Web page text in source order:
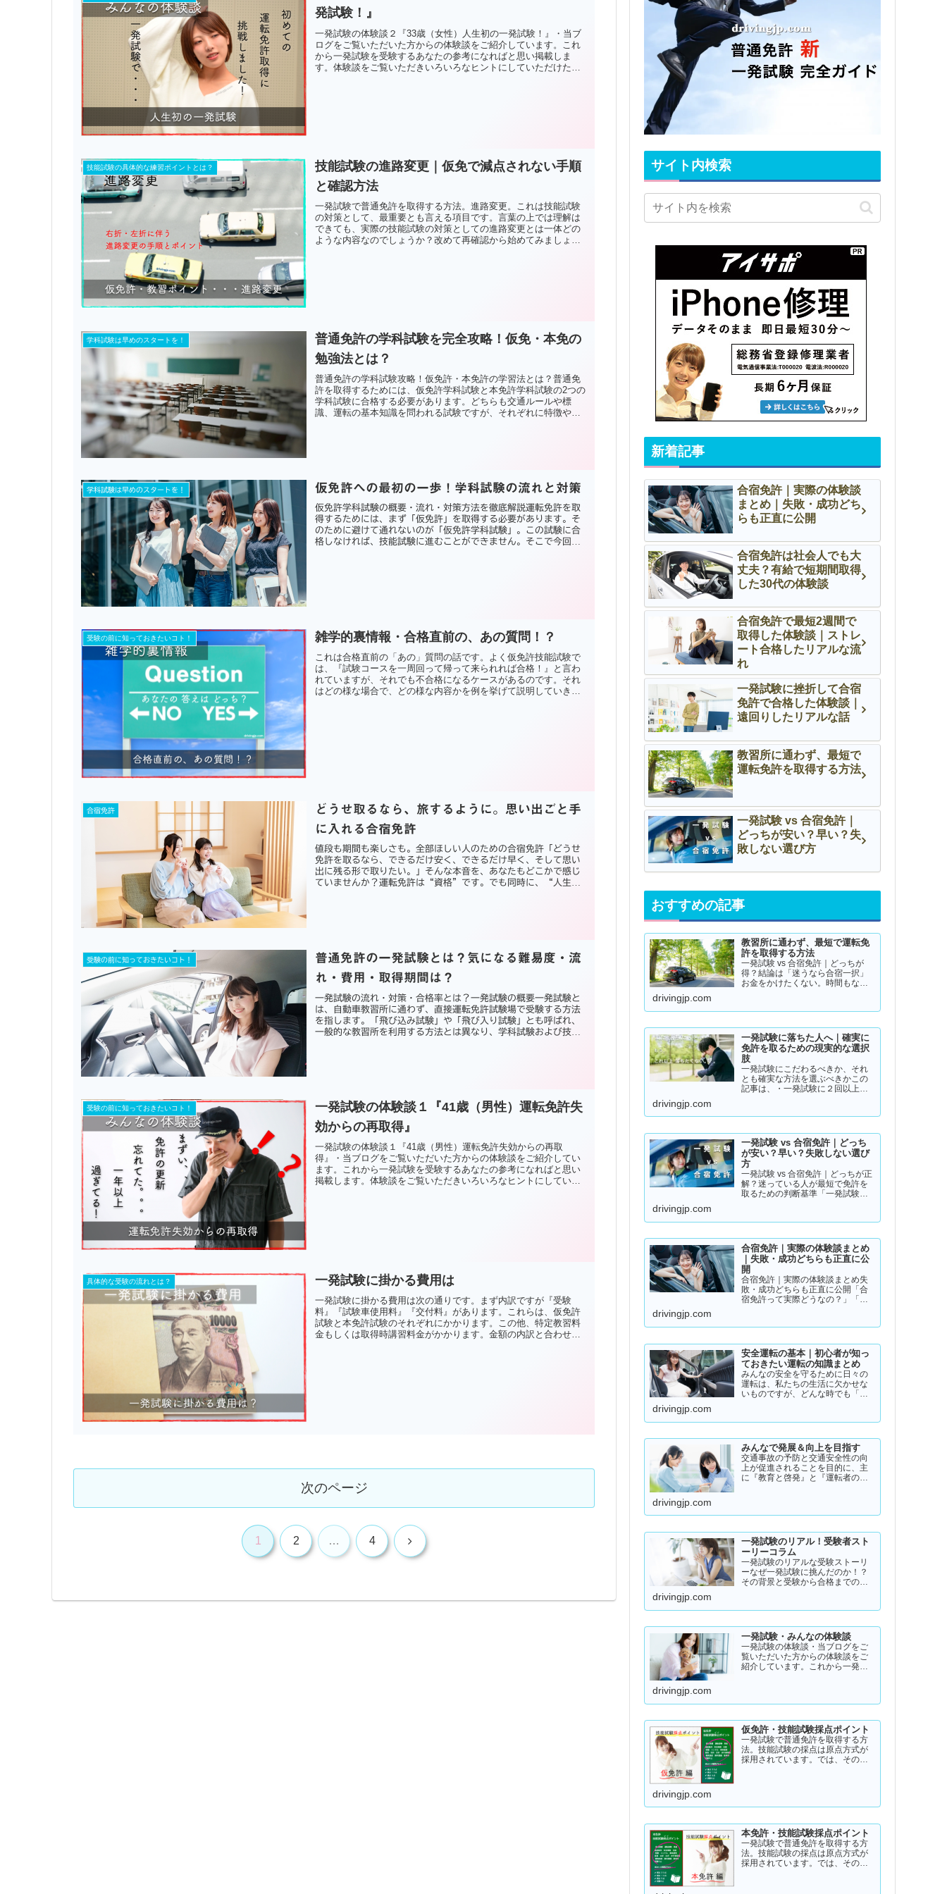
発試験！』
一発試験の体験談２『33歳（女性）人生初の一発試験！』・当ブ
ログをご覧いただいた方からの体験談をご紹介しています。これ
から一発試験を受験するあなたの参考になればと思い掲載しま
す。体験談をご覧いただきいろいろなヒントにしていただけたら
技能試験の具体的な練習ポイントとは？
技能試験の進路変更｜仮免で減点されない手順
と確認方法
一発試験で普通免許を取得する方法。進路変更。これは技能試験
の対策として、最重要とも言える項目です。言葉の上では理解は
できても、実際の技能試験の対策としての進路変更とは一体どの
ような内容なのでしょうか？改めて再確認から始めてみましょ
学科試験は早めのスタートを！
普通免許の学科試験を完全攻略！仮免・本免の
勉強法とは？
普通免許の学科試験攻略！仮免許・本免許の学習法とは？普通免
許を取得するためには、仮免許学科試験と本免許学科試験の2つの
学科試験に合格する必要があります。どちらも交通ルールや標
識、運転の基本知識を問われる試験ですが、それぞれに特徴や難
学科試験は早めのスタートを！ 仮免許への最初の一歩！学科試験の流れと対策
仮免許学科試験の概要・流れ・対策方法を徹底解説運転免許を取
得するためには、まず「仮免許」を取得する必要があります。そ
のために避けて通れないのが「仮免許学科試験」。この試験に合
格しなければ、技能試験に進むことができません。そこで今回
受験の前に知っておきたいコト！ 雑学的裏情報・合格直前の、あの質問！？
これは合格直前の「あの」質問の話です。よく仮免許技能試験で
は、『試験コースを一周回って帰って来られれば合格！』と言わ
れていますが、それでも不合格になるケースがあるのです。それ
はどの様な場合で、どの様な内容かを例を挙げて説明していきま
合宿免許
どうせ取るなら、旅するように。思い出ごと手
に入れる合宿免許
値段も期間も楽しさも。全部ほしい人のための合宿免許「どうせ
免許を取るなら、できるだけ安く、できるだけ早く、そして思い
出に残る形で取りたい。」そんな本音を、あなたもどこかで感じ
ていませんか？運転免許は“資格”です。でも同時に、“人生の
受験の前に知っておきたいコト！
普通免許の一発試験とは？気になる難易度・流
れ・費用・取得期間は？
一発試験の流れ・対策・合格率とは？一発試験の概要一発試験と
は、自動車教習所に通わず、直接運転免許試験場で受験する方法
を指します。「飛び込み試験」や「飛び入り試験」とも呼ばれ、
一般的な教習所を利用する方法とは異なり、学科試験および技能
受験の前に知っておきたいコト！
一発試験の体験談１『41歳（男性）運転免許失
効からの再取得』
一発試験の体験談１『41歳（男性）運転免許失効からの再取
得』・当ブログをご覧いただいた方からの体験談をご紹介してい
ます。これから一発試験を受験するあなたの参考になればと思い
掲載します。体験談をご覧いただきいろいろなヒントにしていた
具体的な受験の流れとは？ 一発試験に掛かる費用は
一発試験に掛かる費用は次の通りです。まず内訳ですが『受験
料』『試験車使用料』『交付料』があります。これらは、仮免許
試験と本免許試験のそれぞれにかかります。この他、特定教習料
金もしくは取得時講習料金がかかります。金額の内訳と合わせ次
次のページ
1 2 … 4 次
サイト内検索
新着記事
合宿免許｜実際の体験談
まとめ｜失敗・成功どち
らも正直に公開
合宿免許は社会人でも大
丈夫？有給で短期間取得
した30代の体験談
合宿免許で最短2週間で
取得した体験談｜ストレ
ート合格したリアルな流
れ
一発試験に挫折して合宿
免許で合格した体験談｜
遠回りしたリアルな話
教習所に通わず、最短で
運転免許を取得する方法
一発試験 vs 合宿免許｜
どっちが安い？早い？失
敗しない選び方
おすすめの記事
教習所に通わず、最短で運転免
許を取得する方法
一発試験 vs 合宿免許｜どっちが
得？結論は「迷うなら合宿一択」
お金をかけたくない。時間もな
た。👉 まずは結論から【結論】教
実質この2つです。・一発試験…
drivingjp.com
一発試験に落ちた人へ｜確実に
免許を取るための現実的な選択
肢
一発試験にこだわるべきか、それ
とも確実な方法を選ぶべきかこの
記事は、・一発試験に２回以上落
ているそんな方に向けて書いてい
ると、・さらに何回も落ちる・
数…
drivingjp.com
一発試験 vs 合宿免許｜どっち
が安い？早い？失敗しない選び
方
一発試験 vs 合宿免許｜どっちが正
解？迷っている人が最短で免許を
取るための判断基準「一発試験と
たくない…」免許の取り方で迷っ
から言うと、人によって最適…
drivingjp.com
合宿免許｜実際の体験談まとめ
｜失敗・成功どちらも正直に公
開
合宿免許｜実際の体験談まとめ失
敗・成功どちらも正直に公開「合
宿免許って実際どうなの？」「ち
を持っている方に向けて、実際の
めました。結論から言うと👇👉 …
drivingjp.com
安全運転の基本｜初心者が知っ
ておきたい運転の知識まとめ
みんなの安全を守るために日々の
運転は、私たちの生活に欠かせな
いものですが、どんな時でも「安
に変化しており、思わぬ危険が潜
ドの出し過ぎや注意力の低下、
小…
drivingjp.com
みんなで発展＆向上を目指す
交通事故の予防と交通安全性の向
上が促進されることを目的に、主
に『教育と啓発』と『運転者の意
drivingjp.com
一発試験のリアル！受験者スト
ーリーコラム
一発試験のリアルな受験ストーリ
ーなぜ一発試験に挑んだのか！？
その背景と受験から合格までのリ
→ 一発試験 新 完全ガイド!
drivingjp.com
一発試験・みんなの体験談
一発試験の体験談・当ブログをご
覧いただいた方からの体験談をご
紹介しています。これから一発試
ていただけたら幸いです。
drivingjp.com
仮免許・技能試験採点ポイント
一発試験で普通免許を取得する方
法。技能試験の採点は原点方式が
採用されています。では、その際
点基準と具体的な減点数をまとめ
drivingjp.com
本免許・技能試験採点ポイント
一発試験で普通免許を取得する方
法。技能試験の採点は原点方式が
採用されています。では、その際